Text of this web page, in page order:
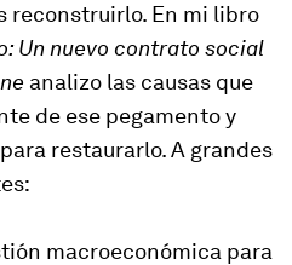
reconstruirlo. En mi libro
Un nuevo contrato social
analizo las causas que
de ese pegamento y
restaurarlo. A grandes
macroeconómica para